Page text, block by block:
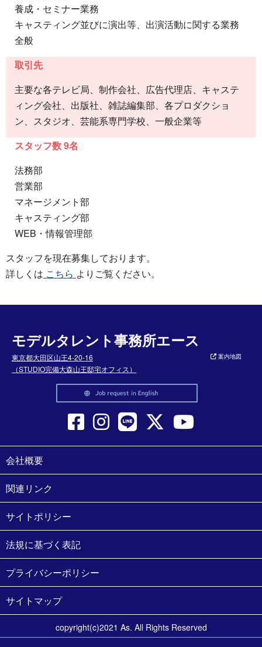
養成・セミナー業務
キャスティング並びに演出等、出演活動に関する業務
全般
取引先
主要な各テレビ局、制作会社、広告代理店、キャステ
ィング会社、出版社、雑誌編集部、各プロダクショ
ン、スタジオ、芸能系専門学校、一般企業等
スタッフ数 9名
法務部
営業部
マネージメント部
キャスティング部
WEB・情報管理部
スタッフを現在募集しております。
詳しくは こちら よりご覧ください。
モデルタレント事務所エース
東京都大田区山王4-20-16
（STUDIO完備大森山王邸宅オフィス）
案内地図
会社概要
関連リンク
サイトポリシー
法規に基づく表記
プライバシーポリシー
サイトマップ
copyright(c)2021 As. All Rights Reserved